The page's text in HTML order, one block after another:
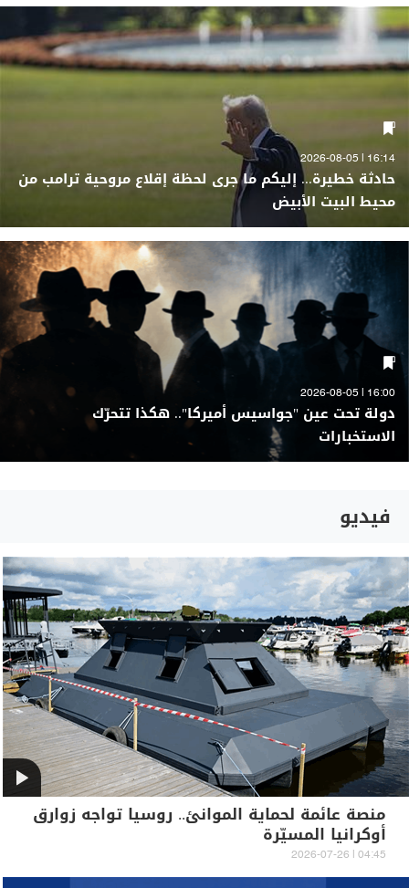
16:14 | 2026-08-05
حادثة خطيرة... إليكم ما جرى لحظة إقلاع مروحية ترامب من
محيط البيت الأبيض
16:00 | 2026-08-05
دولة تحت عين "جواسيس أميركا".. هكذا تتحرّك
الاستخبارات
فيديو
منصة عائمة لحماية الموانئ.. روسيا تواجه زوارق
أوكرانيا المسيّرة
04:45 | 2026-07-26